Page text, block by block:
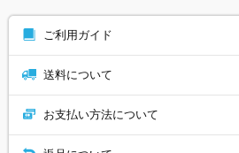
ご利用ガイド
送料について
お支払い方法について